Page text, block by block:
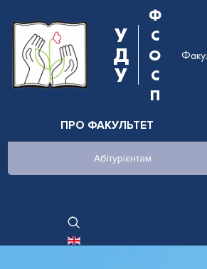
У
Д
У
Ф
С
О
С
П
ПРО ФАКУЛЬТЕТ
Абітурієнтам
ОБЕРІТЬ СВОЮ МОВУ